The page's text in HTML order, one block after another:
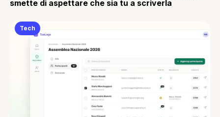
smette di aspettare che sia tu a scriverla
Tech